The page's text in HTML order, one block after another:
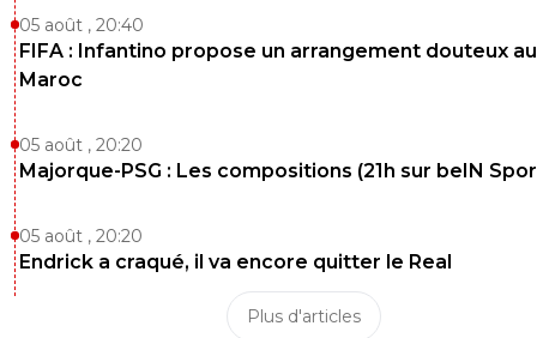
05 août , 20:40
FIFA : Infantino propose un arrangement douteux au
Maroc
05 août , 20:20
Majorque-PSG : Les compositions (21h sur beIN
05 août , 20:20
Endrick a craqué, il va encore quitter le Real
Plus d'articles